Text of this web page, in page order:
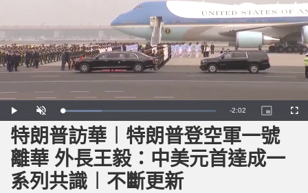
P
l
a
y
U
n
m
u
t
e
L
o
a
d
e
d
:
2
5
.
7
3
R
e
m
-2:02
P
i
c
t
u
e
F
u
特朗普訪華︱特朗普登空軍一號
離華 外長王毅：中美元首達成一
系列共識︱不斷更新